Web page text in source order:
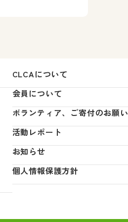
CLCAについて
会員について
ボランティア、ご寄付のお願い
活動レポート
お知らせ
個人情報保護方針